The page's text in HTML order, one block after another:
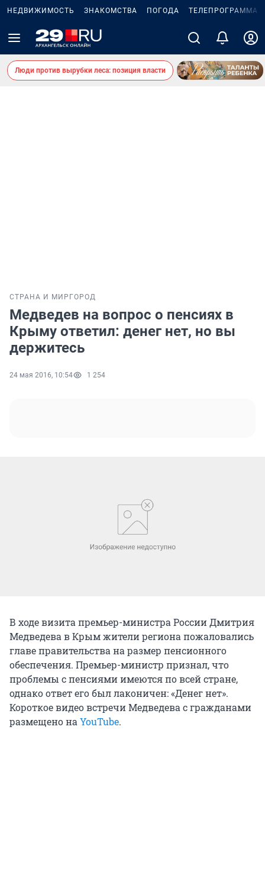
НЕДВИЖИМОСТЬ ЗНАКОМСТВА ПОГОДА ТЕЛЕПРОГРАММА
Люди против вырубки леса: позиция власти
СТРАНА И МИР ГОРОД
Медведев на вопрос о пенсиях в
Крыму ответил: денег нет, но вы
держитесь
24 мая 2016, 10:54 1 254
В ходе визита премьер-министра России Дмитрия
Медведева в Крым жители региона пожаловались
главе правительства на размер пенсионного
обеспечения. Премьер-министр признал, что
проблемы с пенсиями имеются по всей стране,
однако ответ его был лаконичен: «Денег нет».
Короткое видео встречи Медведева с гражданами
размещено на YouTube.